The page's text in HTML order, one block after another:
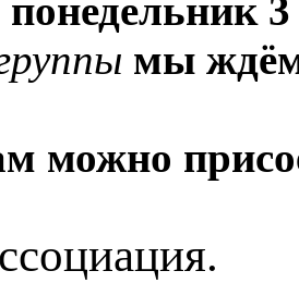
понедельник
мы
можно